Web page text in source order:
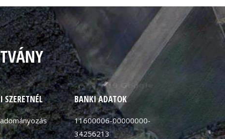
SZERETNÉL BANKI ADATOK
11600006-00000000-
34256213